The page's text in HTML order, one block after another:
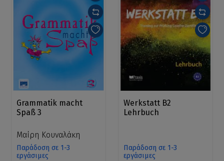
Grammatik macht
Spaß 3
Μαίρη Κουναλάκη
Παράδοση σε 1-3
εργάσιμες
Werkstatt B2
Lehrbuch
Παράδοση σε 1-3
εργάσιμες